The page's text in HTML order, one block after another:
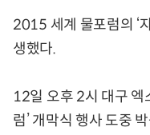
2015 세계 물포럼의 ‘
생했다.
12일 오후 2시 대구 엑
럼’ 개막식 행사 도중